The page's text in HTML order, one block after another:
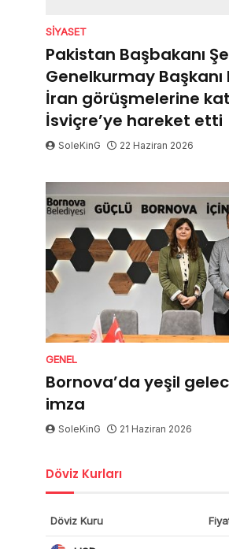
SIYASET
Pakistan Başbakanı
Genelkurmay Başkanı
İran görüşmelerine
İsviçre’ye hareket etti
SoleKinG 22 Haziran 2026
GENEL
Bornova’da yeşil
imza
SoleKinG 21 Haziran 2026
Döviz Kurları
Döviz Kuru